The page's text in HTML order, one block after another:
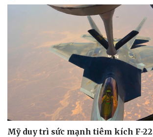
Làm đẹp - giảm cân
Phòng mạch online
Mỹ duy trì sức mạnh tiêm kích F-